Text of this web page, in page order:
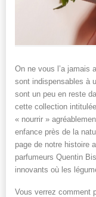
On ne vous l’a jamais
sont indispensables à
sont un peu en reste
cette collection
« nourrir »
enfance près de la
page de notre histoire
parfumeurs Quentin
innovants où les
Vous verrez comment